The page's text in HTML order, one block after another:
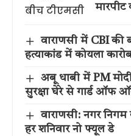
वाराणसी में CBI की
हत्याकांड में कोयला
अबू धाबी में PM
सुरक्षा घेरे से गार्ड ऑफ
वाराणसी: नगर
हर शनिवार नो फ्यूल डे